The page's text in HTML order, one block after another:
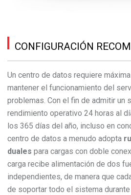
CONFIGURACIÓN
Un centro de datos requiere
mantener el funcionamiento del
problemas. Con el fin de admitir un
rendimiento operativo 24 horas al
los 365 días del año, incluso en
centro de datos a menudo adopta
duales para cargas con doble
carga recibe alimentación de dos
independientes, de manera que
de soportar todo el sistema